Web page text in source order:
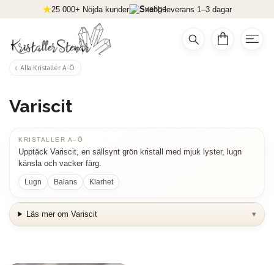
25 000+ Nöjda kunder Snabb leverans 1–3 dagar
Alla Kristaller A-Ö
Variscit
KRISTALLER A–Ö
Upptäck Variscit, en sällsynt grön kristall med mjuk lyster, lugn
känsla och vacker färg.
Lugn Balans Klarhet
Läs mer om Variscit